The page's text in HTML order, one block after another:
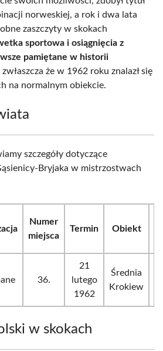
norweskiej, a rok i dwa lata
zaszczyty w skokach
sportowa i osiągnięcia z
pamiętane w historii
zwłaszcza że w 1962 roku znalazł się
na normalnym obiekcie.
szczegóły dotyczące
Bryjaka w mistrzostwach
Numer
miejsca
Termin Obiekt
36.
21
lutego
1962
Średnia
Krokiew
w skokach